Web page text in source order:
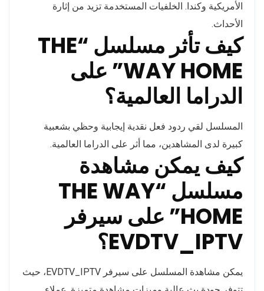
الأمريكية وكندا. الخلفيات المستخدمة تزيد من إثارة
الأحداث.
كيف تأثر مسلسل “THE
WAY HOME” على
الدراما العالمية؟
المسلسل لقي ردود فعل نقدية إيجابية وحظي بشعبية
كبيرة لدى المشاهدين، مما أثر على الدراما العالمية.
كيف يمكن مشاهدة
مسلسل “THE WAY
HOME” على سيرفر
EVDTV_IPTV؟
يمكن مشاهدة المسلسل على سيرفر EVDTV_IPTV، حيث